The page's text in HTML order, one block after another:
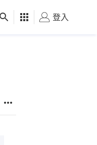
健康 好食玩飛
登入